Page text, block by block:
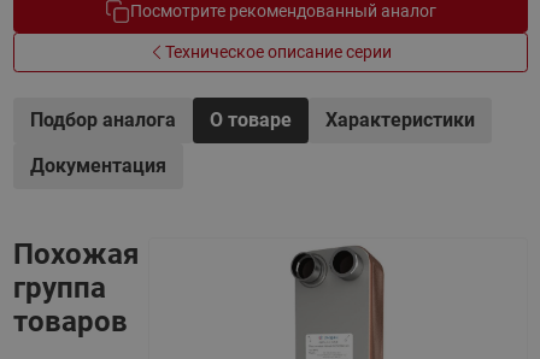
Посмотрите рекомендованный аналог
Техническое описание серии
Подбор аналога О товаре
Характеристики
Документация
Похожая
группа
товаров